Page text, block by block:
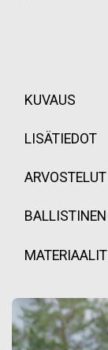
KUVAUS
LISÄTIEDOT
ARVOSTELUT